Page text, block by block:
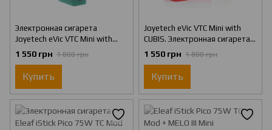
Электронная сигарета
Joyetech eVic VTC Mini with
TRON S. Starter Kit (Оригинал)
1 550 грн 1 800 грн
Купить
Joyetech eVic VTC Mini with
CUBIS. Электронная сигарета
Starter Kit Красный (Оригинал)
1 550 грн 1 800 грн
Купить